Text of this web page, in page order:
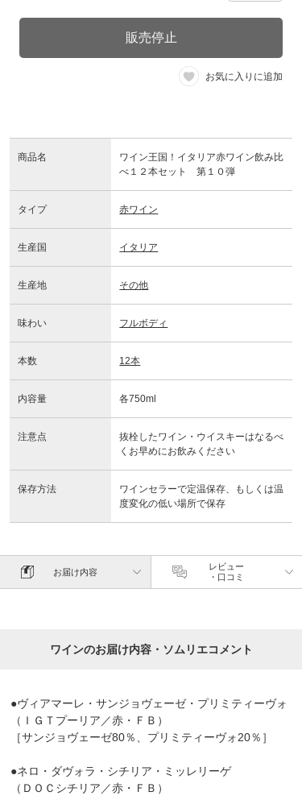
販売停止
お気に入りに追加
商品名
ワイン王国！イタリア赤ワイン飲み比
べ１２本セット 第１０弾
タイプ 赤ワイン
生産国 イタリア
生産地 その他
味わい フルボディ
本数 12本
内容量 各750ml
注意点
抜栓したワイン・ウイスキーはなるべ
くお早めにお飲みください
保存方法
ワインセラーで定温保存、もしくは温
度変化の低い場所で保存
お届け内容
レビュー
・口コミ
ワインのお届け内容・ソムリエコメント
●ヴィアマーレ・サンジョヴェーゼ・プリミティーヴォ
（ＩＧＴプーリア／赤・ＦＢ）
［サンジョヴェーゼ80％、プリミティーヴォ20％］
●ネロ・ダヴォラ・シチリア・ミッレリーゲ
（ＤＯＣシチリア／赤・ＦＢ）